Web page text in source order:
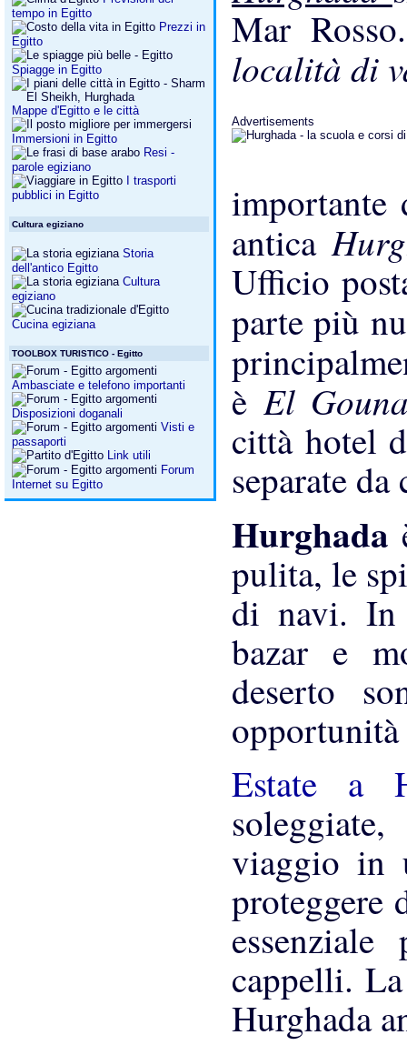
tempo in Egitto
Prezzi in
Egitto
Spiagge in Egitto
Mappe d'Egitto e le città
Immersioni in Egitto
Resi -
parole egiziano
I trasporti
pubblici in Egitto
Cultura egiziano
Storia
dell'antico Egitto
Cultura
egiziano
Cucina egiziana
TOOLBOX TURISTICO - Egitto
Ambasciate e telefono importanti
Disposizioni doganali
Visti e
passaporti
Link utili
Forum
Internet su Egitto
Mar
località di
Advertisements
antica
Ufficio
parte più
è El
città hotel
separate
Hurghada
pulita, le
di navi. In
bazar e
deserto
Estate a
viaggio in
proteggere
cappelli.
Hurghada